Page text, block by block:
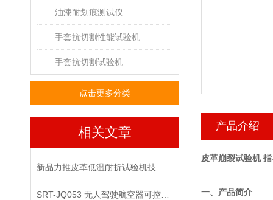
油漆耐划痕测试仪
手套抗切割性能试验机
手套抗切割试验机
点击更多分类
相关文章 产品介绍
皮革崩裂试验机
一、产品简介